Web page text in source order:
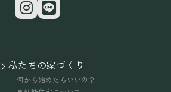
私たちの家づくり
何から始めたらいいの？